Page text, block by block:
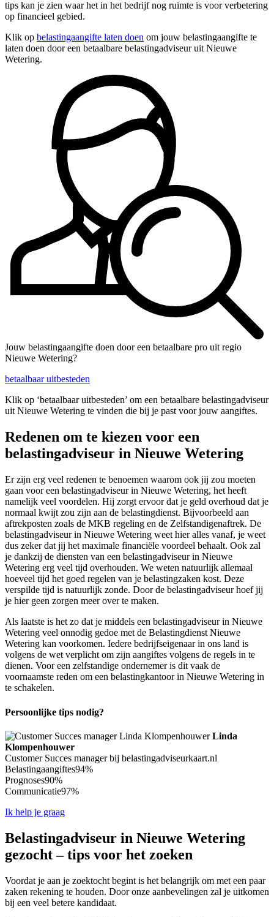
tips kan je zien waar het in het bedrijf nog ruimte is voor verbetering
op financieel gebied.
Klik op belastingaangifte laten doen om jouw belastingaangifte te
laten doen door een betaalbare belastingadviseur uit Nieuwe
Wetering.
Jouw belastingaangifte doen door een betaalbare pro uit regio
Nieuwe Wetering?
betaalbaar uitbesteden
Klik op ‘betaalbaar uitbesteden’ om een betaalbare belastingadviseur
uit Nieuwe Wetering te vinden die bij je past voor jouw aangiftes.
Redenen om te kiezen voor een
belastingadviseur in Nieuwe Wetering
Er zijn erg veel redenen te benoemen waarom ook jij zou moeten
gaan voor een belastingadviseur in Nieuwe Wetering, het heeft
namelijk veel voordelen. Hij zorgt ervoor dat je geld overhoud dat je
normaal kwijt zou zijn aan de belastingdienst. Bijvoorbeeld aan
aftrekposten zoals de MKB regeling en de Zelfstandigenaftrek. De
belastingadviseur in Nieuwe Wetering weet hier alles vanaf, je weet
dus zeker dat jij het maximale financiële voordeel behaalt. Ook zal
je dankzij de diensten van een belastingadviseur in Nieuwe
Wetering erg veel tijd overhouden. We weten natuurlijk allemaal
hoeveel tijd het goed regelen van je belastingzaken kost. Deze
verspilde tijd is natuurlijk zonde. Door de belastingadviseur hoef jij
je hier geen zorgen meer over te maken.
Als laatste is het zo dat je middels een belastingadviseur in Nieuwe
Wetering veel onnodig gedoe met de Belastingdienst Nieuwe
Wetering kan voorkomen. Iedere bedrijfseigenaar in ons land is
volgens de wet verplicht om zijn aangiftes volgens de regels in te
dienen. Voor een zelfstandige ondernemer is dit vaak de
voornaamste reden om een belastingkantoor in Nieuwe Wetering in
te schakelen.
Persoonlijke tips nodig?
Linda
Klompenhouwer
Customer Succes manager bij belastingadviseurkaart.nl
Belastingaangiftes94%
Prognoses90%
Communicatie97%
Ik help je graag
Belastingadviseur in Nieuwe Wetering
gezocht – tips voor het zoeken
Voordat je aan je zoektocht begint is het belangrijk om met een paar
zaken rekening te houden. Door onze aanbevelingen zal je uitkomen
bij een veel betere kandidaat.